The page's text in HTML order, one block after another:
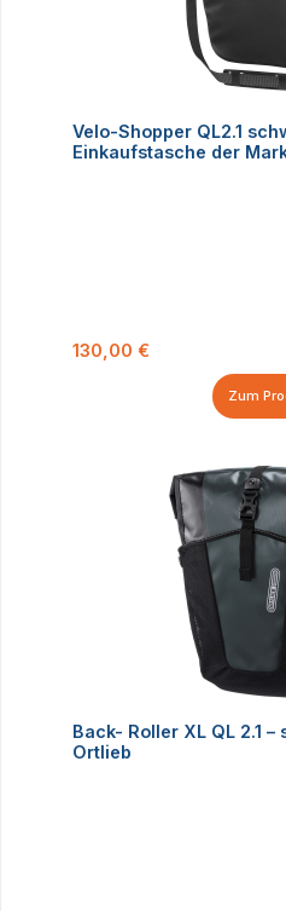
Velo-Shopper QL2.1
Einkaufstasche der
Regulärer Preis:
130,00 €
Zum
Back- Roller XL QL 2.1
Ortlieb